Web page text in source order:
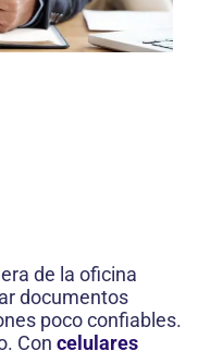
de la oficina
documentos
poco confiables.
Con celulares